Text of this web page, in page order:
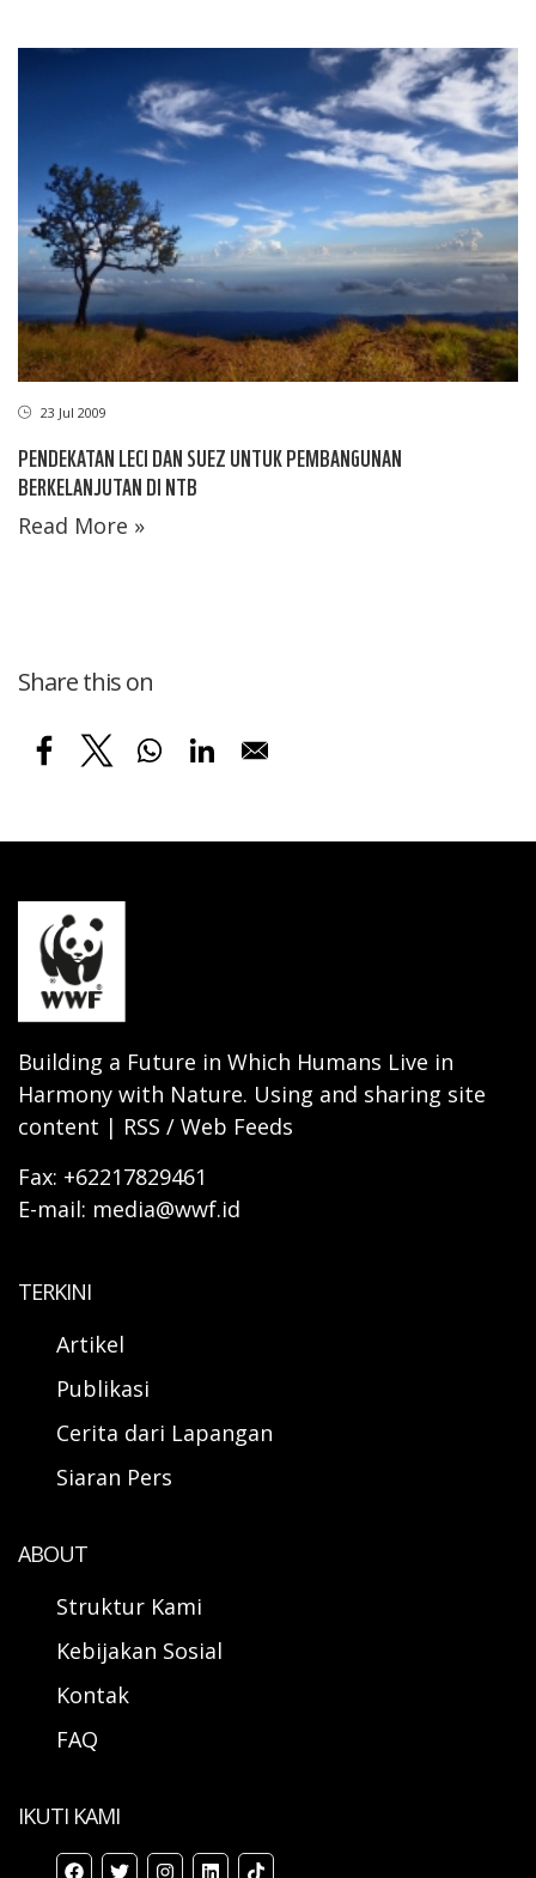
23 Jul 2009
PENDEKATAN LECI DAN SUEZ UNTUK PEMBANGUNAN
BERKELANJUTAN DI NTB
Read More »
Share this on
Building a Future in Which Humans Live in
Harmony with Nature. Using and sharing site
content | RSS / Web Feeds
Fax: +62217829461
E-mail: media@wwf.id
TERKINI
Artikel
Publikasi
Cerita dari Lapangan
Siaran Pers
ABOUT
Struktur Kami
Kebijakan Sosial
Kontak
FAQ
IKUTI KAMI